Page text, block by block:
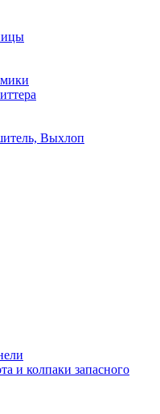
Выхлоп
и колпаки запасного